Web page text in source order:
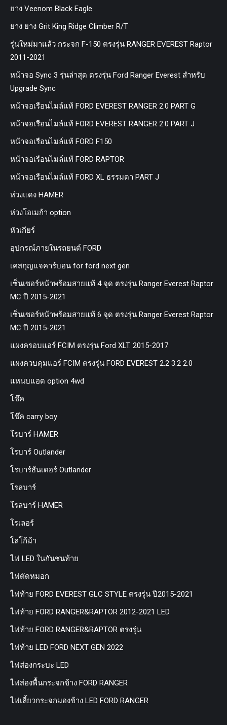
ยาง Veenom Black Eagle
ยาง ยาง Grit King Ridge Climber R/T
รุ่นใหม่มาแล้ว กระจก F-150 ตรงรุ่น RANGER EVEREST Raptor
2011-2021
หน้าจอ Sync 3 รุ่นล่าสุด ตรงรุ่น Ford Ranger Everest สำหรับ
Upgrade Sync
หน้าจอเรือนไมล์แท้ FORD EVEREST RANGER 2.0 PART G
หน้าจอเรือนไมล์แท้ FORD EVEREST RANGER 2.0 PART J
หน้าจอเรือนไมล์แท้ FORD F150
หน้าจอเรือนไมล์แท้ FORD RAPTOR
หน้าจอเรือนไมล์แท้ FORD XL ธรรมดา PART J
ห่วงแดง HAMER
ห่วงโอเมก้า option
หัวเกียร์
อุปกรณ์ภายในรถยนต์ FORD
เคสกุญแจคาร์บอน for ford next gen
เซ็นเซอร์หน้าพร้อมสายแท้ 4 จุด ตรงรุ่น Ranger Everest Raptor
MC ปี 2015-2021
เซ็นเซอร์หน้าพร้อมสายแท้ 6 จุด ตรงรุ่น Ranger Everest Raptor
MC ปี 2015-2021
แผงครอบแอร์ FCIM ตรงรุ่น Ford XLT. 2015-2017
แผงควบคุมแอร์ FCIM ตรงรุ่น FORD EVEREST 2.2 3.2 2.0
แหนบแอด option 4wd
โช๊ค
โช๊ค carry boy
โรบาร์ HAMER
โรบาร์ Outlander
โรบาร์ธันเดอร์ Outlander
โรลบาร์
โรลบาร์ HAMER
โรเลอร์
โลโก้ม้า
ไฟ LED ในกันชนท้าย
ไฟตัดหมอก
ไฟท้าย FORD EVEREST GLC STYLE ตรงรุ่น ปี2015-2021
ไฟท้าย FORD RANGER&RAPTOR 2012-2021 LED
ไฟท้าย FORD RANGER&RAPTOR ตรงรุ่น
ไฟท้าย LED FORD NEXT GEN 2022
ไฟส่องกระบะ LED
ไฟส่องพื้นกระจกข้าง FORD RANGER
ไฟเลี้ยวกระจกมองข้าง LED FORD RANGER